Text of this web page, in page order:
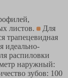
листов.
Для
трапецевидная
идеально-
распиловки
наружный:
зубов: 100